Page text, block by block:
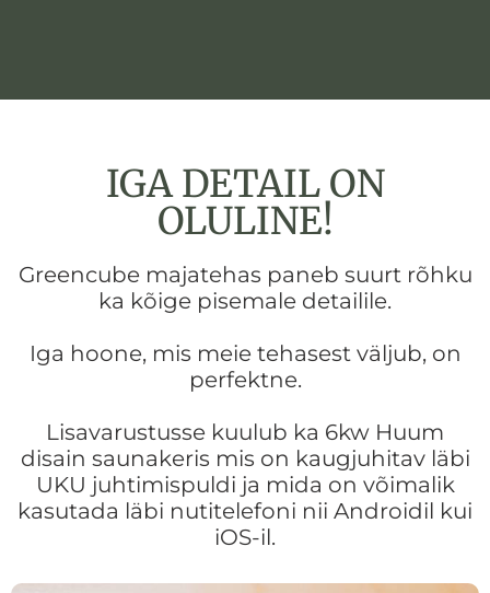
IGA DETAIL ON
OLULINE!
Greencube majatehas paneb suurt rõhku
ka kõige pisemale detailile.
Iga hoone, mis meie tehasest väljub, on
perfektne.
Lisavarustusse kuulub ka 6kw Huum
disain saunakeris mis on kaugjuhitav läbi
UKU juhtimispuldi ja mida on võimalik
kasutada läbi nutitelefoni nii Androidil kui
iOS-il.